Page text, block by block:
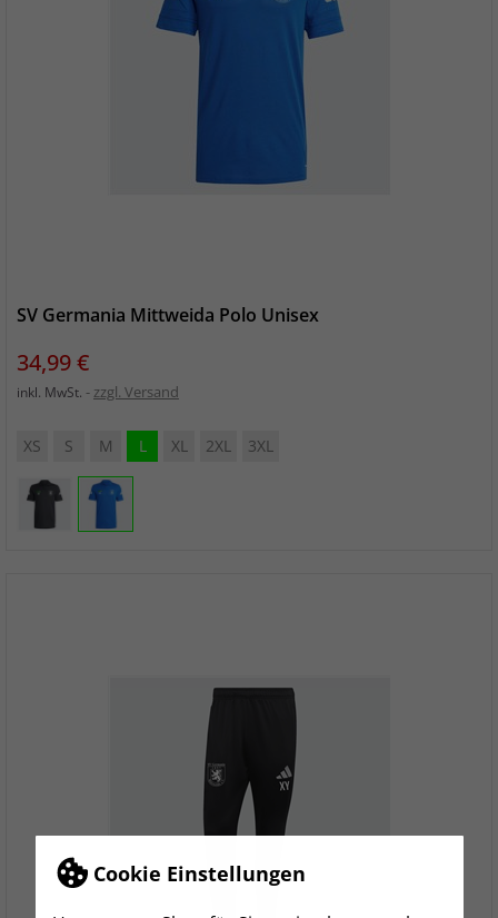
Cookie Einstellungen
SV Germania Mittweida Polo Unisex
Preis
34,99 €
inkl. MwSt. zzgl. Versand
XS S M L XL 2XL 3XL